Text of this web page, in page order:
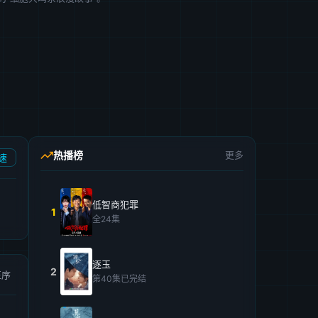
热播榜 更多
1
低智商犯罪
全24集
2
逐玉
第40集已完结